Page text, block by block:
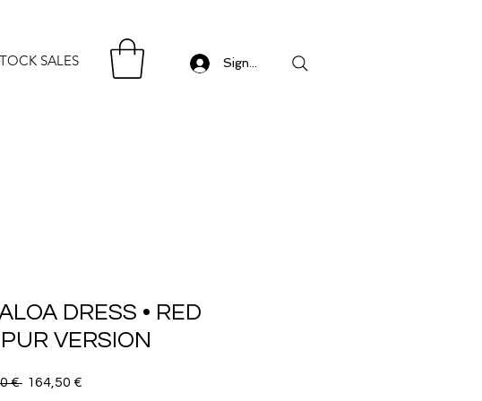
SALES Sign in/ Log in
DRESS • RED
VERSION
€ Precio
164,50 €